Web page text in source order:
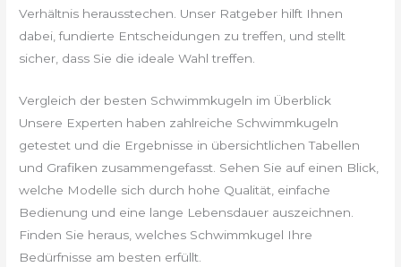
Verhältnis herausstechen. Unser Ratgeber hilft Ihnen
dabei, fundierte Entscheidungen zu treffen, und stellt
sicher, dass Sie die ideale Wahl treffen.
Vergleich der besten Schwimmkugeln im Überblick
Unsere Experten haben zahlreiche Schwimmkugeln
getestet und die Ergebnisse in übersichtlichen Tabellen
und Grafiken zusammengefasst. Sehen Sie auf einen Blick,
welche Modelle sich durch hohe Qualität, einfache
Bedienung und eine lange Lebensdauer auszeichnen.
Finden Sie heraus, welches Schwimmkugel Ihre
Bedürfnisse am besten erfüllt.